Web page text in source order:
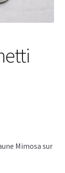
Mimosa sur